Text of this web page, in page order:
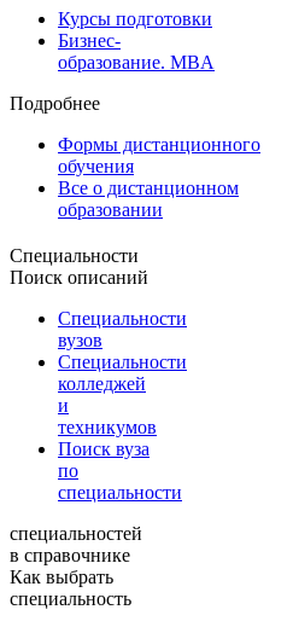
Курсы подготовки
Бизнес-
образование. MBA
Подробнее
Формы дистанционного
обучения
Все о дистанционном
образовании
Специальности
Поиск описаний
Специальности
вузов
Специальности
колледжей
и
техникумов
Поиск вуза
по
специальности
специальностей
в справочнике
Как выбрать
специальность